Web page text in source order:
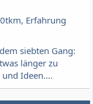
Erfahrung
siebten Gang:
länger zu
Ideen....